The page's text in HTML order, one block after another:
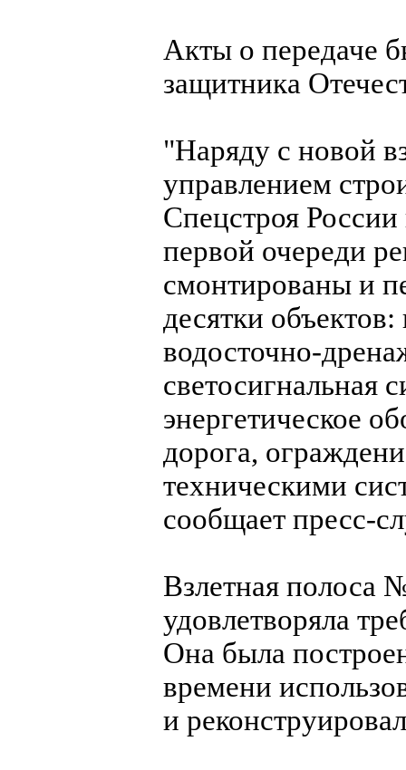
Акты о передаче
защитника
"Наряду с новой
управлением
Спецстроя
первой очереди
смонтированы и
десятки
водосточно-
светосигнальная
энергетическое
дорога,
техническими
сообщает пресс-
Взлетная полоса
удовлетворяла
Она была
времени
и